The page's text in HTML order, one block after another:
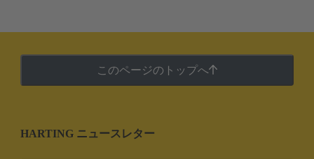
このページのトップへ
HARTING ニュースレター